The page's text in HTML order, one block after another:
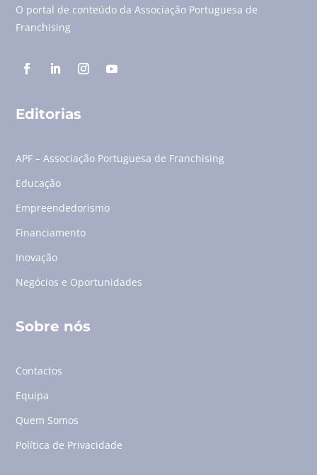
O portal de conteúdo da Associação Portuguesa de
Franchising
Editorias
APF – Associação Portuguesa de Franchising
Educação
Empreendedorismo
Financiamento
Inovação
Negócios e Oportunidades
Sobre nós
Contactos
Equipa
Quem Somos
Política de Privacidade